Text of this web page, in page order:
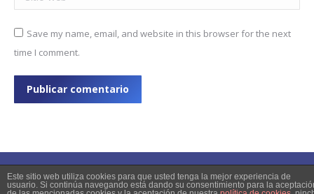
Save my name, email, and website in this browser for the next
time I comment.
Publicar comentario
Este sitio web utiliza cookies para que usted tenga la mejor experiencia de
usuario. Si continúa navegando está dando su consentimiento para la